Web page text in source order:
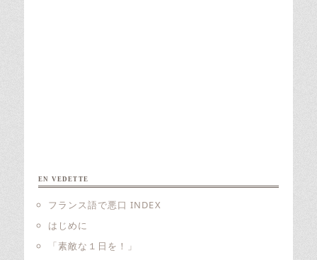
EN VEDETTE
フランス語で悪口 INDEX
はじめに
「素敵な１日を！」